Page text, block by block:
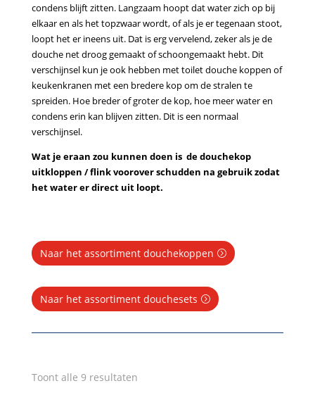
condens blijft zitten. Langzaam hoopt dat water zich op bij
elkaar en als het topzwaar wordt, of als je er tegenaan stoot,
loopt het er ineens uit. Dat is erg vervelend, zeker als je de
douche net droog gemaakt of schoongemaakt hebt. Dit
verschijnsel kun je ook hebben met toilet douche koppen of
keukenkranen met een bredere kop om de stralen te
spreiden. Hoe breder of groter de kop, hoe meer water en
condens erin kan blijven zitten. Dit is een normaal
verschijnsel.
Wat je eraan zou kunnen doen is de douchekop
uitkloppen / flink voorover schudden na gebruik zodat
het water er direct uit loopt.
Naar het assortiment douchekoppen
Naar het assortiment douchesets
Toont alle 9 resultatenGesorteerd